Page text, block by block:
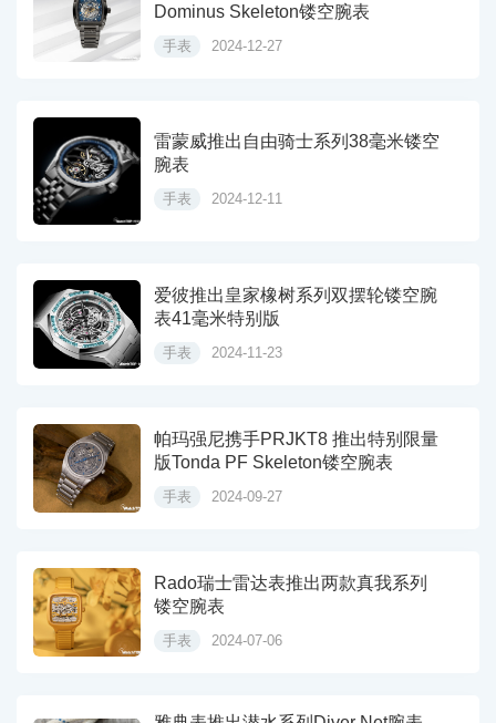
Dominus Skeleton镂空腕表
手表 2024-12-27
雷蒙威推出自由骑士系列38毫米镂空
腕表
手表 2024-12-11
爱彼推出皇家橡树系列双摆轮镂空腕
表41毫米特别版
手表 2024-11-23
帕玛强尼携手PRJKT8 推出特别限量
版Tonda PF Skeleton镂空腕表
手表 2024-09-27
Rado瑞士雷达表推出两款真我系列
镂空腕表
手表 2024-07-06